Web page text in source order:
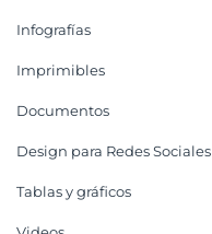
Infografías
Imprimibles
Documentos
Design para Redes Sociales
Tablas y gráficos